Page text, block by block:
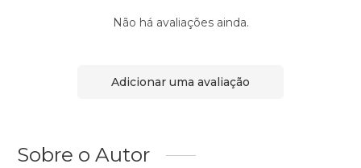
Não há avaliações ainda.
Adicionar uma avaliação
Sobre o Autor